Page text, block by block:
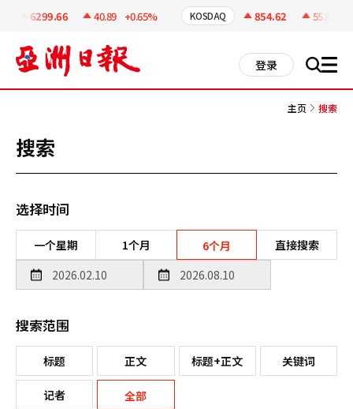
6299.66 40.89 +0.65% KOSDAQ 854.62 55.81
登录 搜 all
主页 搜索
搜索
选择时间
一个星期 1个月 6个月 直接搜索
搜索范围
标题 正文 标题+正文 关键词
记者 全部